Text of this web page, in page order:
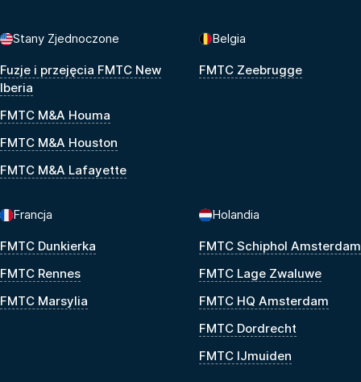
Stany Zjednoczone
Fuzje i przejęcia FMTC New
Iberia
FMTC M&A Houma
FMTC M&A Houston
FMTC M&A Lafayette
Belgia
FMTC Zeebrugge
Francja
FMTC Dunkierka
FMTC Rennes
FMTC Marsylia
Holandia
FMTC Schiphol Amsterdam
FMTC Lage Zwaluwe
FMTC HQ Amsterdam
FMTC Dordrecht
FMTC IJmuiden